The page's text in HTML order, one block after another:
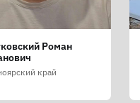
Роман
край